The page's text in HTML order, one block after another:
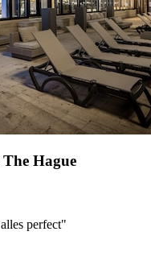
Hague
perfect"